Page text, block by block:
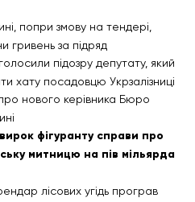
попри змову на тендері,
гривень за підряд
підозру депутату, який
хату посадовцю Укрзалізниці
нового керівника Бюро
фігуранту справи про
митницю на пів мільярда
лісових угідь програв